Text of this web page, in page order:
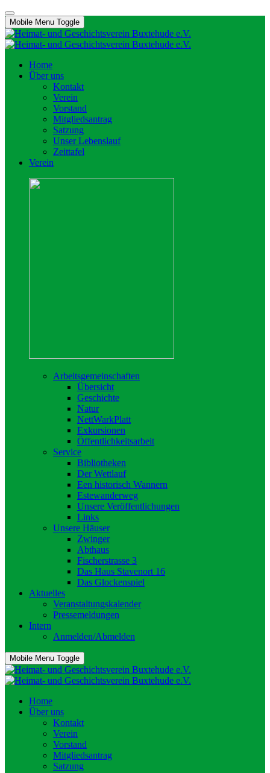
Mobile Menu Toggle
Home
Über uns
Kontakt
Verein
Vorstand
Mitgliedsantrag
Satzung
Unser Lebenslauf
Zeittafel
Verein
Arbeitsgemeinschaften
Übersicht
Geschichte
Natur
NettWarkPlatt
Exkursionen
Öffentlichkeitsarbeit
Service
Bibliotheken
Der Wettlauf
Een historisch Wannern
Estewanderweg
Unsere Veröffentlichungen
Links
Unsere Häuser
Zwinger
Abthaus
Fischerstrasse 3
Das Haus Stavenort 16
Das Glockenspiel
Aktuelles
Veranstaltungskalender
Pressemeldungen
Intern
Anmelden/Abmelden
Mobile Menu Toggle
Home
Über uns
Kontakt
Verein
Vorstand
Mitgliedsantrag
Satzung